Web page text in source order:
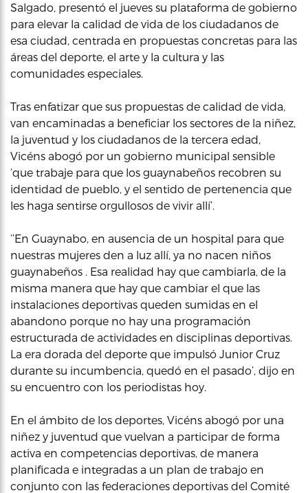
Salgado, presentó el jueves su plataforma de gobierno
para elevar la calidad de vida de los ciudadanos de
esa ciudad, centrada en propuestas concretas para las
áreas del deporte, el arte y la cultura y las
comunidades especiales.
Tras enfatizar que sus propuestas de calidad de vida,
van encaminadas a beneficiar los sectores de la niñez,
la juventud y los ciudadanos de la tercera edad,
Vicéns abogó por un gobierno municipal sensible
‘que trabaje para que los guaynabeños recobren su
identidad de pueblo, y el sentido de pertenencia que
les haga sentirse orgullosos de vivir allí’.
‘’En Guaynabo, en ausencia de un hospital para que
nuestras mujeres den a luz allí, ya no nacen niños
guaynabeños . Esa realidad hay que cambiarla, de la
misma manera que hay que cambiar el que las
instalaciones deportivas queden sumidas en el
abandono porque no hay una programación
estructurada de actividades en disciplinas deportivas.
La era dorada del deporte que impulsó Junior Cruz
durante su incumbencia, quedó en el pasado’, dijo en
su encuentro con los periodistas hoy.
En el ámbito de los deportes, Vicéns abogó por una
niñez y juventud que vuelvan a participar de forma
activa en competencias deportivas, de manera
planificada e integradas a un plan de trabajo en
conjunto con las federaciones deportivas del Comité